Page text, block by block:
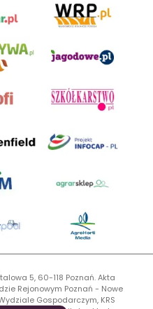
5, 60-118 Poznań. Akta
Rejonowym Poznań - Nowe
Gospodarczym, KRS